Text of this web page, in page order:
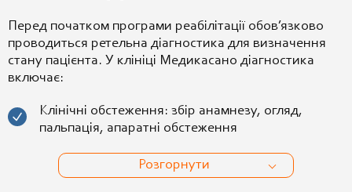
Перед початком програми реабілітації обов’язково
проводиться ретельна діагностика для визначення
стану пацієнта. У клініці Медикасано діагностика
включає:
Клінічні обстеження: збір анамнезу, огляд,
пальпація, апаратні обстеження
Розгорнути